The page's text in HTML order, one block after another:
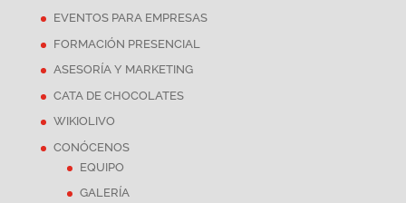
EVENTOS PARA EMPRESAS
FORMACIÓN PRESENCIAL
ASESORÍA Y MARKETING
CATA DE CHOCOLATES
WIKIOLIVO
CONÓCENOS
EQUIPO
GALERÍA